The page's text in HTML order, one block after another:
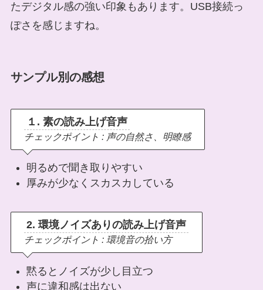
たデジタル感の強い印象もあります。USB接続っ
ぽさを感じますね。
サンプル別の感想
１. 素の読み上げ音声
チェックポイント : 声の自然さ、明瞭感
明るめで聞き取りやすい
厚みが少なくスカスカしている
2. 環境ノイズありの読み上げ音声
チェックポイント : 環境音の拾い方
黙るとノイズが少し目立つ
声に違和感は出ない